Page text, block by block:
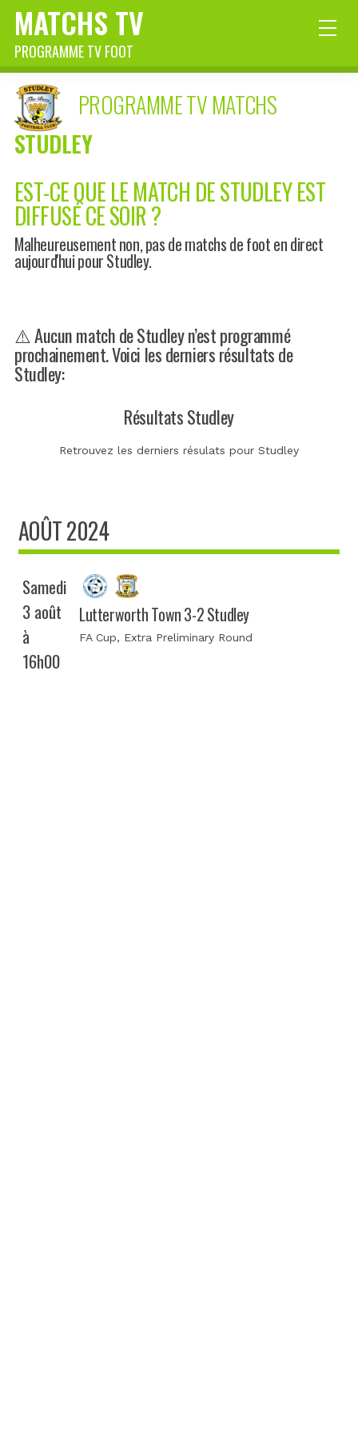
MATCHS TV
PROGRAMME TV FOOT
PROGRAMME TV MATCHS
STUDLEY
EST-CE QUE LE MATCH DE STUDLEY EST
DIFFUSÉ CE SOIR ?
Malheureusement non, pas de matchs de foot en direct
aujourd'hui pour Studley.
⚠️ Aucun match de Studley n’est programmé
prochainement. Voici les derniers résultats de
Studley:
Résultats Studley
Retrouvez les derniers résulats pour Studley
AOÛT 2024
Samedi
3 août
à
16h00
Lutterworth Town 3-2 Studley
FA Cup, Extra Preliminary Round